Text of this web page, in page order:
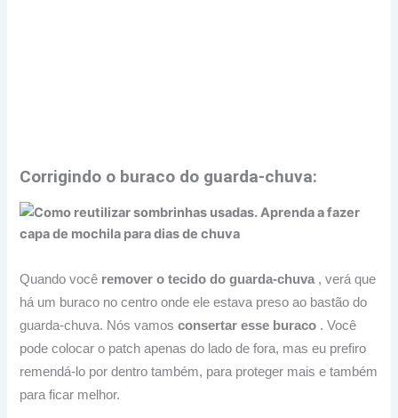
Corrigindo o buraco do guarda-chuva:
Quando você remover o tecido do guarda-chuva , verá que
há um buraco no centro onde ele estava preso ao bastão do
guarda-chuva. Nós vamosconsertar esse buraco .Você
pode colocar o patch apenas do lado de fora, mas eu prefiro
remendá-lo por dentro também, para proteger mais e também
para ficar melhor.